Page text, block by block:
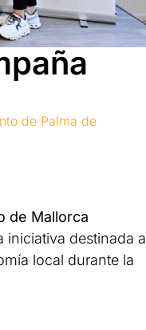
de Palma de
de Mallorca
iniciativa destinada a
local durante la